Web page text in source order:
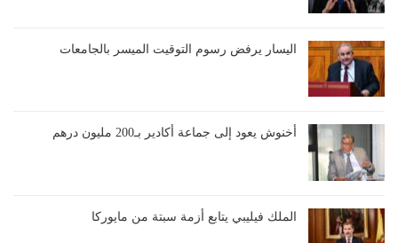
اليسار يرفض رسوم التوقيت الميسر بالجامعات
أخنوش يعود إلى جماعة أكادير بـ200 مليون درهم
الملك فيليبي يتابع أزمة سبتة من مايوركا